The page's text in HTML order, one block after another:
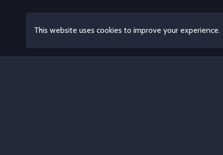
This website uses cookies to improve your experience.